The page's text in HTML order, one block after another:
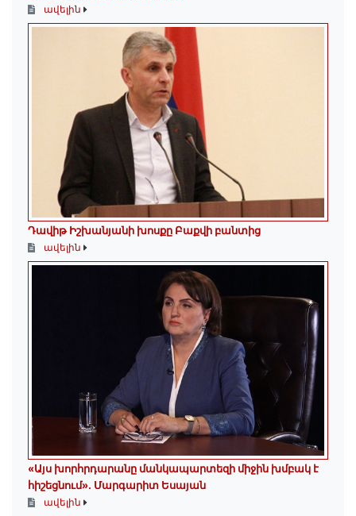
ավելին
Դավիթ Իշխանյանի խոսքը Բաքվի բանտից
ավելին
«Այս խորհրդարանը մանկապարտեզի միջին խմբակ է
հիշեցնում»․ Մարգարիտ Եսայան
ավելին